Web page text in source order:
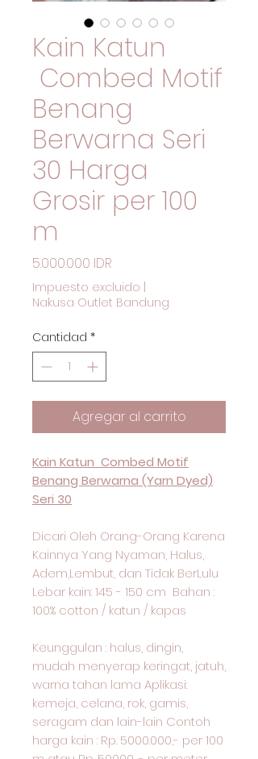
Kain Katun
Combed Motif
Benang
Berwarna Seri
30 Harga
Grosir per 100
m
5.000.000 IDR
Impuesto excluido
Nakusa Outlet Bandung
Cantidad *
Agregar al carrito
Kain Katun Combed Motif
Benang Berwarna (Yarn Dyed)
Seri 30
Dicari Oleh Orang-Orang Karena
Kainnya Yang Nyaman, Halus,
Adem,Lembut, dan Tidak BerLulu
Lebar kain: 145 - 150 cm Bahan :
100% cotton / katun / kapas
Keunggulan : halus, dingin,
mudah menyerap keringat, jatuh,
warna tahan lama Aplikasi:
kemeja, celana, rok, gamis,
seragam dan lain-lain Contoh
harga kain : Rp. 5000.000,- per 100